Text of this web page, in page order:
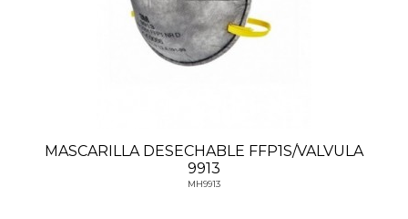
MASCARILLA DESECHABLE FFP1S/VALVULA
9913
MH9913